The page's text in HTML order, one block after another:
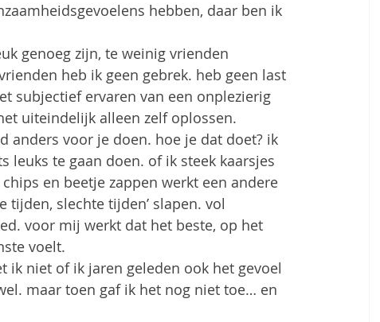
hebben, daar ben ik
genoeg zijn, te weinig vrienden
heb ik geen gebrek. heb geen last
subjectief ervaren van een onplezierig
uiteindelijk alleen zelf oplossen.
anders voor je doen. hoe je dat doet? ik
leuks te gaan doen. of ik steek kaarsjes
en beetje zappen werkt een andere
tijden, slechte tijden’ slapen. vol
voor mij werkt dat het beste, op het
voelt.
niet of ik jaren geleden ook het gevoel
maar toen gaf ik het nog niet toe… en